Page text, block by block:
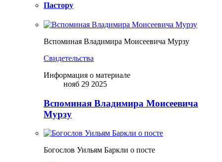
Пастору
Вспоминая Владимира Моисеевича Мурзу
Свидетельства
Информация о материале
нояб 29 2025
Вспоминая Владимира Моисеевича
Мурзу
Богослов Уильям Баркли о посте